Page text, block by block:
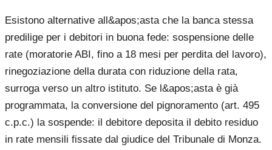
Esistono alternative all&apos;asta che la banca stessa
predilige per i debitori in buona fede: sospensione delle
rate (moratorie ABI, fino a 18 mesi per perdita del lavoro),
rinegoziazione della durata con riduzione della rata,
surroga verso un altro istituto. Se l&apos;asta è già
programmata, la conversione del pignoramento (art. 495
c.p.c.) la sospende: il debitore deposita il debito residuo
in rate mensili fissate dal giudice del Tribunale di Monza.